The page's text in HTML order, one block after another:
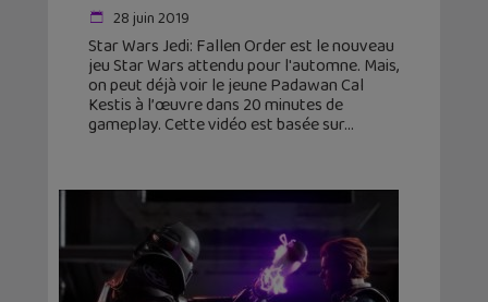
28 juin 2019
Star Wars Jedi: Fallen Order est le nouveau
jeu Star Wars attendu pour l'automne. Mais,
on peut déjà voir le jeune Padawan Cal
Kestis à l’œuvre dans 20 minutes de
gameplay. Cette vidéo est basée sur